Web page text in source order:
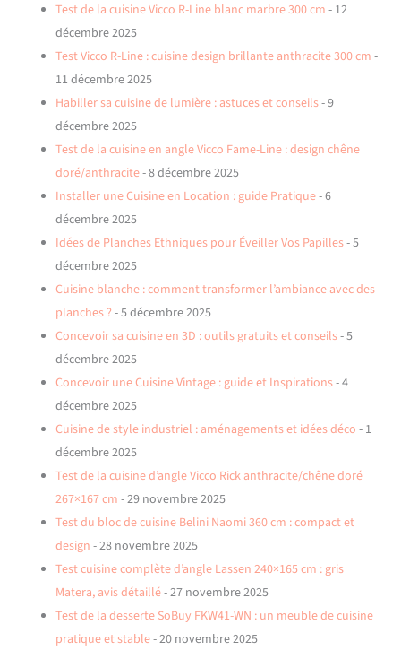
Test de la cuisine Vicco R-Line blanc marbre 300 cm - 12
décembre 2025
Test Vicco R-Line : cuisine design brillante anthracite 300 cm -
11 décembre 2025
Habiller sa cuisine de lumière : astuces et conseils- 9
décembre 2025
Test de la cuisine en angle Vicco Fame-Line : design chêne
doré/anthracite- 8 décembre 2025
Installer une Cuisine en Location : guide Pratique- 6
décembre 2025
Idées de Planches Ethniques pour Éveiller Vos Papilles- 5
décembre 2025
Cuisine blanche : comment transformer l’ambiance avec des
planches ?- 5 décembre 2025
Concevoir sa cuisine en 3D : outils gratuits et conseils- 5
décembre 2025
Concevoir une Cuisine Vintage : guide et Inspirations- 4
décembre 2025
Cuisine de style industriel : aménagements et idées déco - 1
décembre 2025
Test de la cuisine d’angle Vicco Rick anthracite/chêne doré
267×167 cm - 29 novembre 2025
Test du bloc de cuisine Belini Naomi 360 cm : compact et
design - 28 novembre 2025
Test cuisine complète d’angle Lassen 240×165 cm : gris
Matera, avis détaillé- 27 novembre 2025
Test de la desserte SoBuy FKW41-WN : un meuble de cuisine
pratique et stable- 20 novembre 2025